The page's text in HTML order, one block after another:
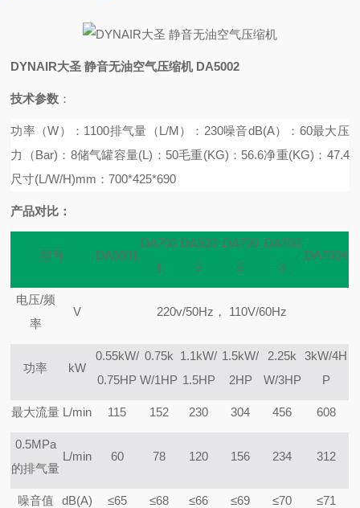
DYNAIR大圣 静音无油空气压缩机DA5002
技术参数 ：
功率（W）：1100排气量（L/M）：230噪音dB(A）：60最大压
力（Bar)：8储气罐容量(L)：50毛重(KG)：56.6净重(KG)：47.4
尺寸(L/W/H)mm：700*425*690
产品对比 ：
型号 DA5001
DA700
1
DA500
2
DA700
2
DA700
3
DA7004
电压/频
率
V 220v/50Hz， 110V/60Hz
功率 kW
0.55kW/
0.75HP
0.75k
W/1HP
1.1kW/
1.5HP
1.5kW/
2HP
2.25k
W/3HP
3kW/4H
P
最大流量 L/min 115 152 230 304 456 608
0.5MPa
的排气量
L/min 60 78 120 156 234 312
噪音值 dB(A) ≤65 ≤68 ≤66 ≤69 ≤70 ≤71